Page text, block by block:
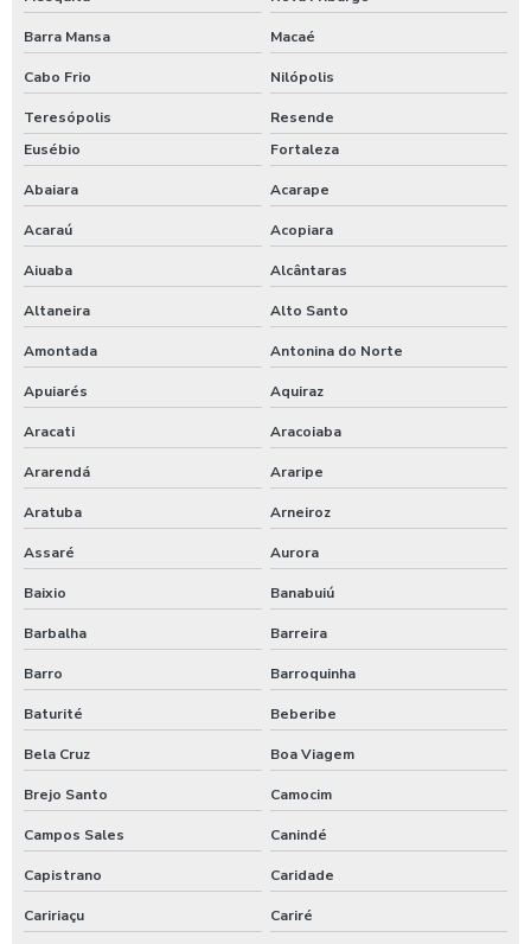
Serviço de demarcação de árvores
Serviço de enleiramento de material lenhoso
Serviço de supressão mecânica
Serviço de terraplanagem
Serviço de topografia no ceará
Serviços de terraplanagem preço
Supressão vegetal empresas
Terraplanagem e escavação preço
Terraplanagem e locação de obra
Terraplanagem orçamento
Terraplanagem para construção civil
Terraplanagem para pavimentação
Terraplanagem preço
Terraplanagem preço m3
Terraplanagem valor
Terraplenagem serviços
Topografia obras grandes no ceará
Barra Mansa Macaé
Cabo Frio Nilópolis
Teresópolis
Resende
Eusébio
Fortaleza
Abaiara Acarape
Acaraú Acopiara
Aiuaba Alcântaras
Altaneira Alto Santo
Amontada Antonina do Norte
Apuiarés Aquiraz
Aracati Aracoiaba
Ararendá Araripe
Aratuba Arneiroz
Assaré Aurora
Baixio Banabuiú
Barbalha Barreira
Barro Barroquinha
Baturité Beberibe
Bela Cruz Boa Viagem
Brejo Santo Camocim
Campos Sales Canindé
Capistrano Caridade
Caririaçu Cariré